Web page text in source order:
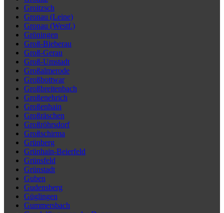
Groitzsch
Gronau (Leine)
Gronau (Westf.)
Gröningen
Groß-Bieberau
Groß-Gerau
Groß-Umstadt
Großalmerode
Großbottwar
Großbreitenbach
Großenehrich
Großenhain
Großräschen
Großröhrsdorf
Großschirma
Grünberg
Grünhain-Beierfeld
Grünsfeld
Grünstadt
Guben
Gudensberg
Güglingen
Gummersbach